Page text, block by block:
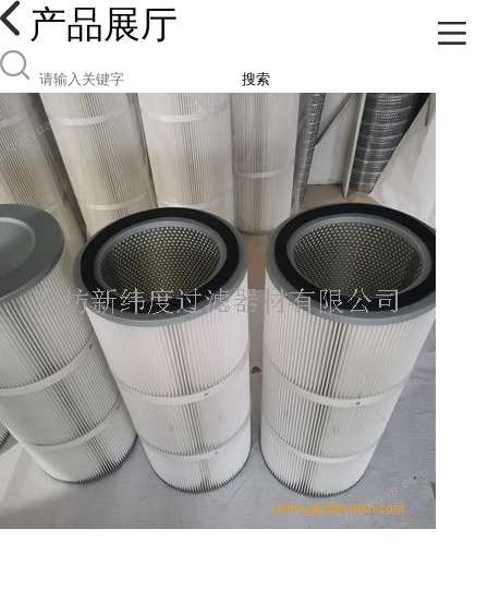
产品展厅
搜索